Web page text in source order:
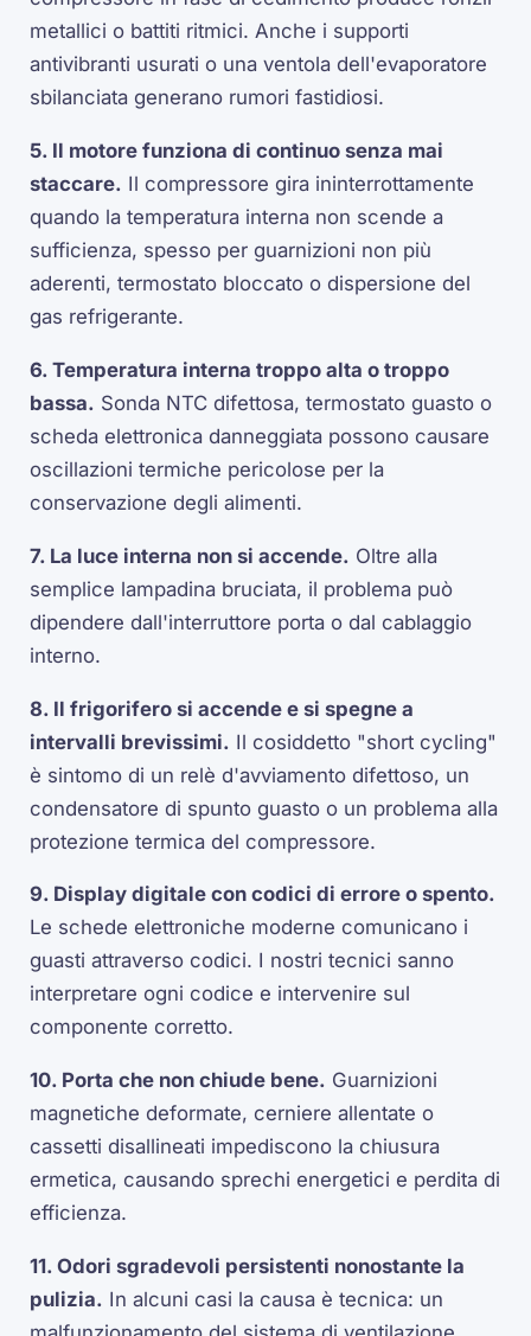
metallici o battiti ritmici. Anche i supporti
antivibranti usurati o una ventola dell'evaporatore
sbilanciata generano rumori fastidiosi.
5. Il motore funziona di continuo senza mai
staccare. Il compressore gira ininterrottamente
quando la temperatura interna non scende a
sufficienza, spesso per guarnizioni non più
aderenti, termostato bloccato o dispersione del
gas refrigerante.
6. Temperatura interna troppo alta o troppo
bassa. Sonda NTC difettosa, termostato guasto o
scheda elettronica danneggiata possono causare
oscillazioni termiche pericolose per la
conservazione degli alimenti.
7. La luce interna non si accende. Oltre alla
semplice lampadina bruciata, il problema può
dipendere dall'interruttore porta o dal cablaggio
interno.
8. Il frigorifero si accende e si spegne a
intervalli brevissimi. Il cosiddetto "short cycling"
è sintomo di un relè d'avviamento difettoso, un
condensatore di spunto guasto o un problema alla
protezione termica del compressore.
9. Display digitale con codici di errore o spento.
Le schede elettroniche moderne comunicano i
guasti attraverso codici. I nostri tecnici sanno
interpretare ogni codice e intervenire sul
componente corretto.
10. Porta che non chiude bene. Guarnizioni
magnetiche deformate, cerniere allentate o
cassetti disallineati impediscono la chiusura
ermetica, causando sprechi energetici e perdita di
efficienza.
11. Odori sgradevoli persistenti nonostante la
pulizia. In alcuni casi la causa è tecnica: un